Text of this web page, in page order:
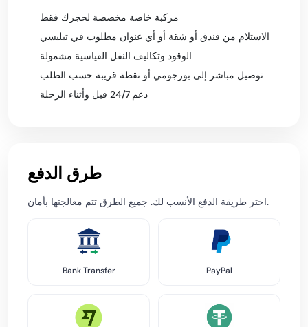
مركبة خاصة مخصصة لحجزك فقط
الاستلام من فندق أو شقة أو أي عنوان مطلوب في تبليسي
الوقود وتكاليف النقل القياسية مشمولة
توصيل مباشر إلى بورجومي أو نقطة قريبة حسب الطلب
دعم 24/7 قبل وأثناء الرحلة
طرق الدفع
اختر طريقة الدفع الأنسب لك. جميع الطرق تتم معالجتها بأمان.
Bank Transfer PayPal